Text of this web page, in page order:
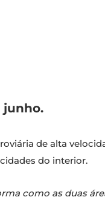
junho.
de alta
do interior.
como as duas